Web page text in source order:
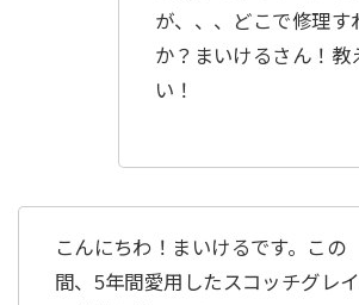
が、、、どこで修理す
か？まいけるさん！教
い！
こんにちわ！まいけるです。この
間、5年間愛用したスコッチグレ